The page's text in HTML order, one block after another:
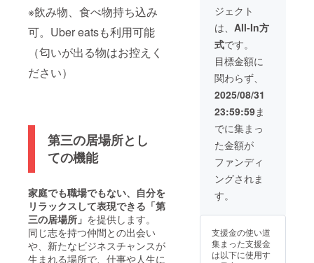
※飲み物、食べ物持ち込み
可。Uber eatsも利用可能
（匂いが出る物はお控えく
ださい）
第三の居場所とし
ての機能
家庭でも職場でもない、自分を
リラックスして表現できる「第
三の居場所」 を提供します。
同じ志を持つ仲間との出会い
や、新たなビジネスチャンスが
生まれる場所で、仕事や人生に
宣伝) ・
店内に
随時チ
ラシ掲
載可能
（１枚
まで）
※チラシ
て公序
良俗に
反する
内容
や、当
店が相
応しく
たもの
はお断
りさせ
ていた
す。皆
で開け
た際は
その様
子を写
真とお
礼を添
えてお
返しし
ます ※
シャン
パン開
栓の際
に支援
者様の
お名前
皆さん
させて
いただ
きます
ジェクト
は、 All-In方
式です。
目標金額に
関わらず、
2025/08/31
23:59:59ま
でに集まっ
た金額が
ファンディ
ングされま
す。
支援金の使い道
集まった支援金
は以下に使用す